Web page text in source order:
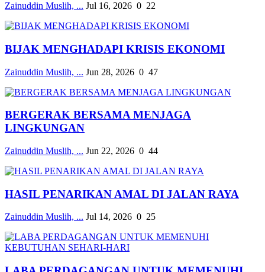
Zainuddin Muslih, ... Jul 16, 2026 0 22
BIJAK MENGHADAPI KRISIS EKONOMI
Zainuddin Muslih, ... Jun 28, 2026 0 47
BERGERAK BERSAMA MENJAGA
LINGKUNGAN
Zainuddin Muslih, ... Jun 22, 2026 0 44
HASIL PENARIKAN AMAL DI JALAN RAYA
Zainuddin Muslih, ... Jul 14, 2026 0 25